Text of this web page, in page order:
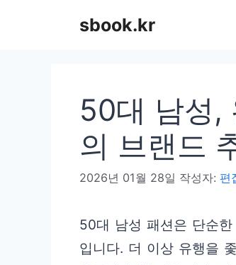
sbook.kr
50대 남성,
의 브랜드
2026년 01월 28일 작성자: 편
50대 남성 패션은 단순
입니다. 더 이상 유행을